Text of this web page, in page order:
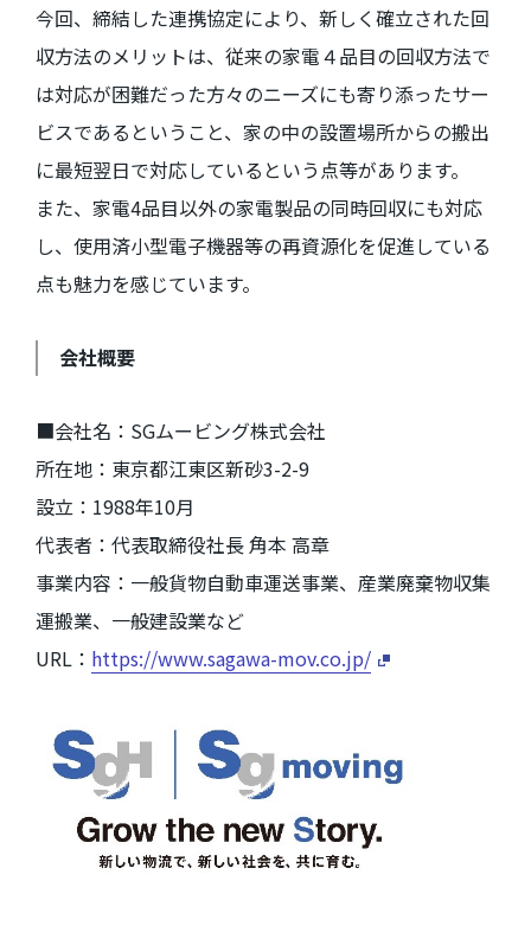
今回、締結した連携協定により、新しく確立された回
収方法のメリットは、従来の家電４品目の回収方法で
は対応が困難だった方々のニーズにも寄り添ったサー
ビスであるということ、家の中の設置場所からの搬出
に最短翌日で対応しているという点等があります。
また、家電4品目以外の家電製品の同時回収にも対応
し、使用済小型電子機器等の再資源化を促進している
点も魅力を感じています。
会社概要
■会社名： SGムービング株式会社
所在地：東京都江東区新砂3-2-9
設立： 1988年10月
代表者：代表取締役社長 角本 高章
事業内容：一般貨物自動車運送事業、産業廃棄物収集
運搬業、一般建設業など
URL： https://www.sagawa-mov.co.jp/